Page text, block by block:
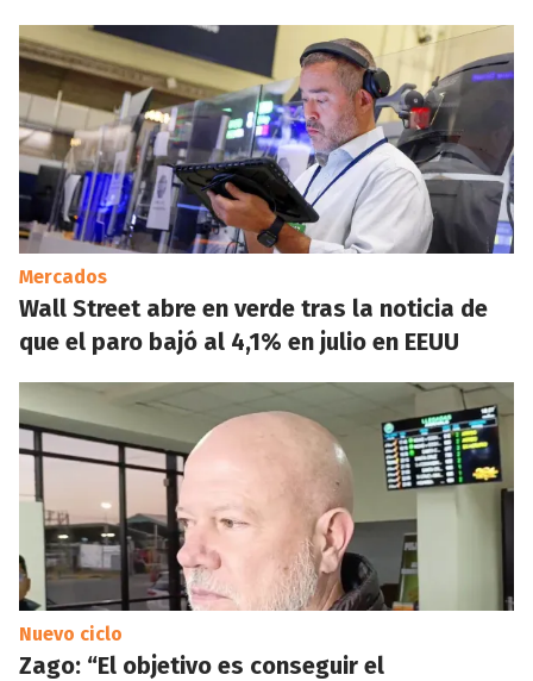
Mercados
Wall Street abre en verde tras la noticia de
que el paro bajó al 4,1% en julio en EEUU
Nuevo ciclo
Zago: “El objetivo es conseguir el